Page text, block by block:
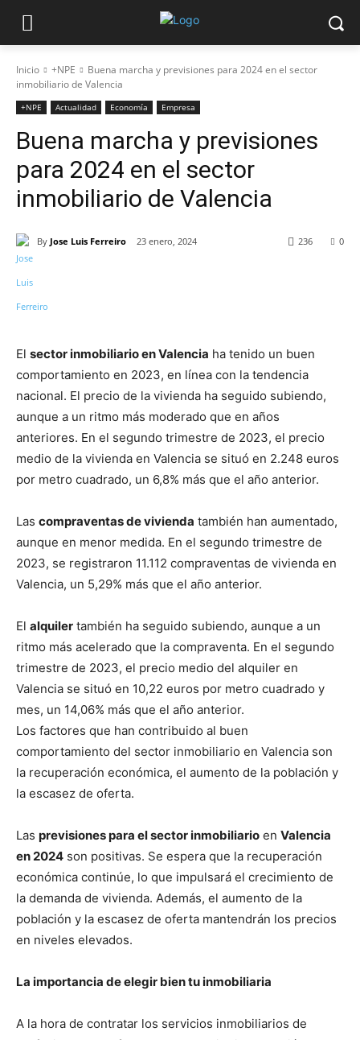
Inicio +NPE
Buena marcha y previsiones para 2024 en el sector
inmobiliario de Valencia
+NPE Actualidad Economía Empresa
Buena marcha y previsiones
para 2024 en el sector
inmobiliario de Valencia
By Jose Luis Ferreiro 23 enero, 2024 0
236
El sector inmobiliario en Valencia ha tenido un buen
comportamiento en 2023, en línea con la tendencia
nacional. El precio de la vivienda ha seguido subiendo,
aunque a un ritmo más moderado que en años
anteriores. En el segundo trimestre de 2023, el precio
medio de la vivienda en Valencia se situó en 2.248 euros
por metro cuadrado, un 6,8% más que el año anterior.
Las compraventas de vivienda también han aumentado,
aunque en menor medida. En el segundo trimestre de
2023, se registraron 11.112 compraventas de vivienda en
Valencia, un 5,29% más que el año anterior.
El alquiler también ha seguido subiendo, aunque a un
ritmo más acelerado que la compraventa. En el segundo
trimestre de 2023, el precio medio del alquiler en
Valencia se situó en 10,22 euros por metro cuadrado y
mes, un 14,06% más que el año anterior.
Los factores que han contribuido al buen
comportamiento del sector inmobiliario en Valencia son
la recuperación económica, el aumento de la población y
la escasez de oferta.
Las previsiones para el sector inmobiliario en Valencia
en 2024 son positivas. Se espera que la recuperación
económica continúe, lo que impulsará el crecimiento de
la demanda de vivienda. Además, el aumento de la
población y la escasez de oferta mantendrán los precios
en niveles elevados.
La importancia de elegir bien tu inmobiliaria
A la hora de contratar los servicios inmobiliarios de